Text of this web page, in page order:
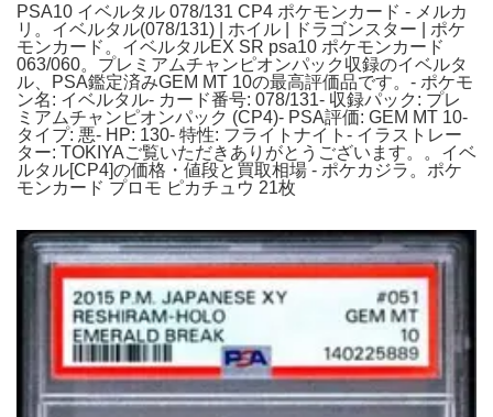
PSA10 イベルタル 078/131 CP4 ポケモンカード - メルカ
リ。イベルタル(078/131) | ホイル | ドラゴンスター | ポケ
モンカード。イベルタルEX SR psa10 ポケモンカード
063/060。プレミアムチャンピオンパック収録のイベルタ
ル、PSA鑑定済みGEM MT 10の最高評価品です。- ポケモ
ン名: イベルタル- カード番号: 078/131- 収録パック: プレ
ミアムチャンピオンパック (CP4)- PSA評価: GEM MT 10-
タイプ: 悪- HP: 130- 特性: フライトナイト- イラストレー
ター: TOKIYAご覧いただきありがとうございます。。イベ
ルタル[CP4]の価格・値段と買取相場 - ポケカジラ。ポケ
モンカード プロモ ピカチュウ 21枚